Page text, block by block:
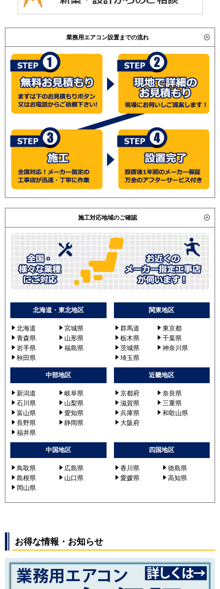
業務用エアコン設置までの流れ
施工対応地域のご確認
北海道・東北地区
北海道
宮城県
青森県
山形県
岩手県
福島県
秋田県
関東地区
群馬道
東京都
栃木県
千葉県
茨城県
神奈川県
埼玉県
中部地区
新潟道
岐阜県
石川県
山梨県
富山県
愛知県
長野県
静岡県
福井県
近畿地区
京都府
奈良県
滋賀県
三重県
兵庫県
和歌山県
大阪府
中国地区
鳥取県
広島県
島根県
山口県
岡山県
四国地区
香川県
徳島県
愛媛県
高知県
お得な情報・お知らせ